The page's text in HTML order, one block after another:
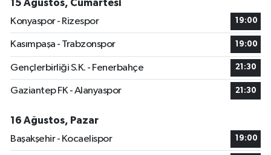
15 Ağustos, Cumartesi
Konyaspor - Rizespor
19:00
Kasımpaşa - Trabzonspor 19:00
Gençlerbirliği S.K. - Fenerbahçe 21:30
Gaziantep FK - Alanyaspor 21:30
16 Ağustos, Pazar
Başakşehir - Kocaelispor
19:00